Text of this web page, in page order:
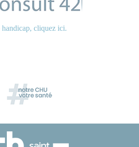
handicap, cliquez ici.